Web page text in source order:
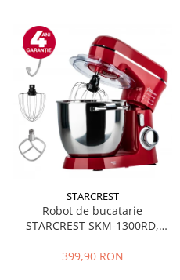
STARCREST
Robot de bucatarie
STARCREST SKM-1300RD,
Accesorii, 10 Viteze + Pulse,
399,90 RON